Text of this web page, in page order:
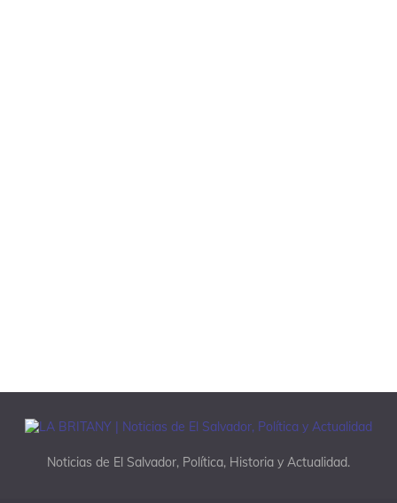
Noticias de El Salvador, Política, Historia y Actualidad.